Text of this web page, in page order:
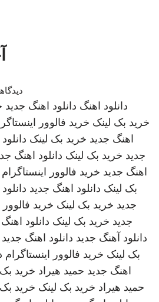
دانلود اهنگ دانلود اهنگ جدید
خرید بک لینک خرید فالوور
اهنگ جدید خرید بک لینک
جدید خرید بک لینک دانلود اهنگ
اهنگ جدید خرید فالوور اینستاگرام
بک لینک دانلود اهنگ جدید
جدید خرید بک لینک خرید فالوور
جدید خرید بک لینک دانلود
دانلود آهنگ جدید دانلود اهنگ جدید
بک لینک خرید فالوور اینستاگرام
اهنگ جدید حمید هیراد خرید
حمید هیراد خرید بک لینک خرید